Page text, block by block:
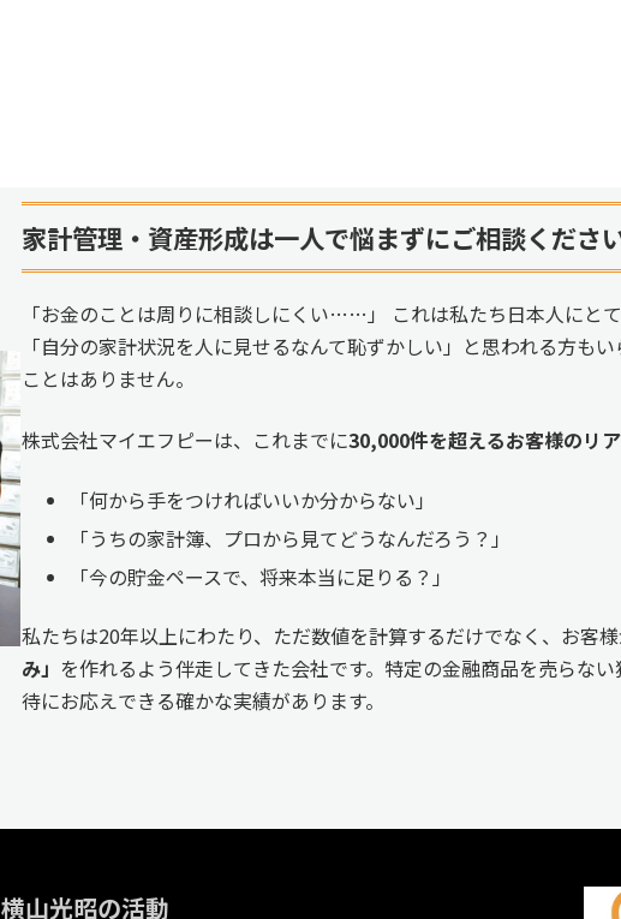
家計管理・資産形成は一人で悩まずにご相談くださ
「お金のことは周りに相談しにくい……」 これは私たち日本人にと
「自分の家計状況を人に見せるなんて恥ずかしい」と思われる方も
ことはありません。
株式会社マイエフピーは、これまでに30,000件を超えるお客様のリ
「何から手をつければいいか分からない」
「うちの家計簿、プロから見てどうなんだろう？」
「今の貯金ペースで、将来本当に足りる？」
私たちは20年以上にわたり、ただ数値を計算するだけでなく、お客
み」 を作れるよう伴走してきた会社です。特定の金融商品を売らな
待にお応えできる確かな実績があります。
横山光昭の活動